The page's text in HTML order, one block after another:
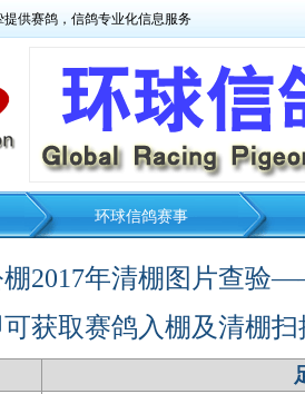
供赛鸽，信鸽专业化信息服务
环球信鸽赛事
棚2017年清棚图片查验
获取赛鸽入棚及清棚